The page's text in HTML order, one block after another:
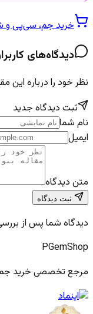
خرید جم، سی‌پی و
دیدگاه‌های
نظر خود را درباره این
ثبت دیدگاه جدید
نام شما
ایمیل
متن دیدگاه
ثبت دیدگاه
دیدگاه شما پس از
PGemShop
مرجع تخصصی خرید جم،